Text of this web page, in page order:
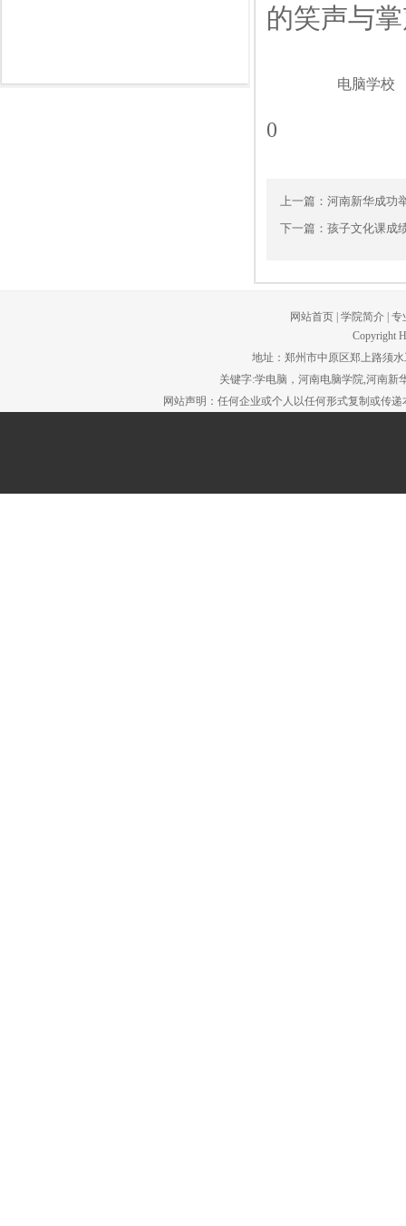
的笑声与
电脑学校
0
上一篇： 河南新华成功
下一篇： 孩子文化课成
网站首页 学院简介 专
Copyright
地址：郑州市中原区郑上路须水
关键字:学电脑，河南电脑学院,河南新
网站声明：任何企业或个人以任何形式复制或传